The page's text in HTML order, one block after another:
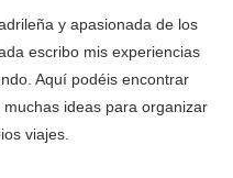
y apasionada de los
escribo mis experiencias
Aquí podéis encontrar
ideas para organizar
viajes.